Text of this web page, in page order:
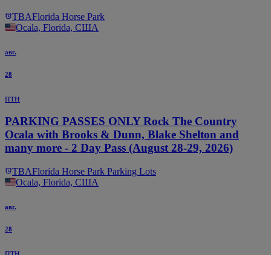
TBAFlorida Horse Park
Ocala, Florida, США
авг.
28
птн
PARKING PASSES ONLY Rock The Country
Ocala with Brooks & Dunn, Blake Shelton and
many more - 2 Day Pass (August 28-29, 2026)
TBAFlorida Horse Park Parking Lots
Ocala, Florida, США
авг.
28
птн